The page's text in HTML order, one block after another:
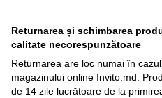
Returnarea și schimbarea
calitate necorespunzătoare
Returnarea are loc numai în
magazinului online Invito.md.
de 14 zile lucrătoare de la